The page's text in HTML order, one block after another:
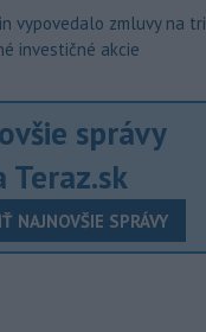
vypovedalo zmluvy na tri
investičné akcie
správy
Teraz.sk
NAJNOVŠIE SPRÁVY